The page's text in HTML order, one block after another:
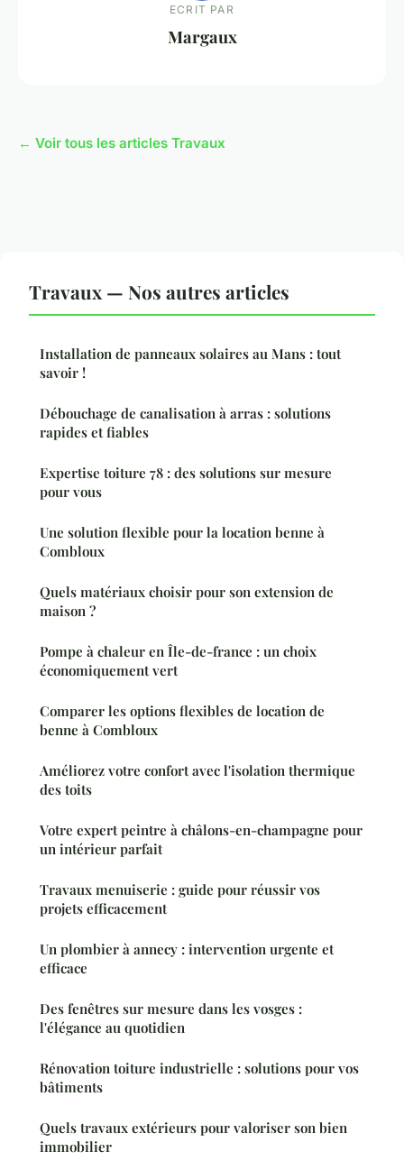
ECRIT PAR
Margaux
← Voir tous les articles Travaux
Travaux — Nos autres articles
Installation de panneaux solaires au Mans : tout
savoir !
Débouchage de canalisation à arras : solutions
rapides et fiables
Expertise toiture 78 : des solutions sur mesure
pour vous
Une solution flexible pour la location benne à
Combloux
Quels matériaux choisir pour son extension de
maison ?
Pompe à chaleur en Île-de-france : un choix
économiquement vert
Comparer les options flexibles de location de
benne à Combloux
Améliorez votre confort avec l'isolation thermique
des toits
Votre expert peintre à châlons-en-champagne pour
un intérieur parfait
Travaux menuiserie : guide pour réussir vos
projets efficacement
Un plombier à annecy : intervention urgente et
efficace
Des fenêtres sur mesure dans les vosges :
l'élégance au quotidien
Rénovation toiture industrielle : solutions pour vos
bâtiments
Quels travaux extérieurs pour valoriser son bien
immobilier